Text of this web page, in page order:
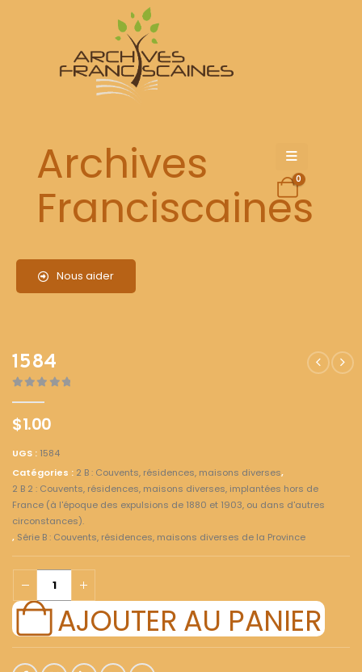
Archives
Franciscaines
Nous aider
0
1584
$1.00
UGS : 1584
Catégories : 2 B : Couvents, résidences, maisons diverses,
2 B 2 : Couvents, résidences, maisons diverses, implantées hors de
France (à l'époque des expulsions de 1880 et 1903, ou dans d'autres
circonstances).
, Série B : Couvents, résidences, maisons diverses de la Province
AJOUTER AU PANIER